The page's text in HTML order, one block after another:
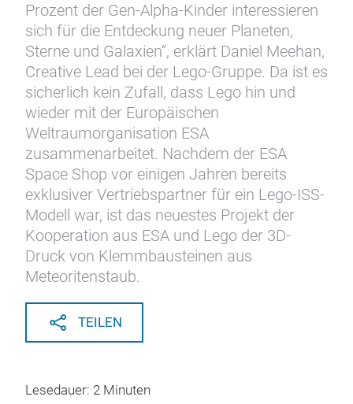
Prozent der Gen-Alpha-Kinder interessieren
sich für die Entdeckung neuer Planeten,
Sterne und Galaxien“, erklärt Daniel Meehan,
Creative Lead bei der Lego-Gruppe. Da ist es
sicherlich kein Zufall, dass Lego hin und
wieder mit der Europäischen
Weltraumorganisation ESA
zusammenarbeitet. Nachdem der ESA
Space Shop vor einigen Jahren bereits
exklusiver Vertriebspartner für ein Lego-ISS-
Modell war, ist das neuestes Projekt der
Kooperation aus ESA und Lego der 3D-
Druck von Klemmbausteinen aus
Meteoritenstaub.
TEILEN
Lesedauer: 2 Minuten